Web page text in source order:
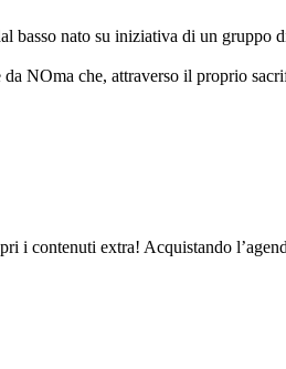
basso nato su iniziativa di un gruppo
NOma che, attraverso il proprio
i contenuti extra! Acquistando